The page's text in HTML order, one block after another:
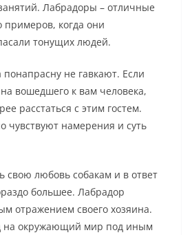
Лабрадоры – отличные
примеров, когда они
тонущих людей.
понапрасну не гавкают. Если
вошедшего к вам человека,
расстаться с этим гостем.
чувствуют намерения и суть
любовь собакам и в ответ
большее. Лабрадор
отражением своего хозяина.
на окружающий мир под иным